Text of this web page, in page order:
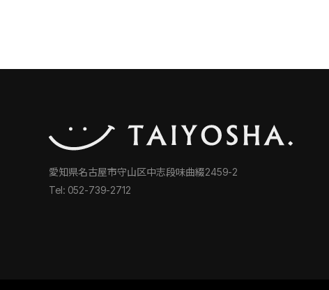
愛知県名古屋市守山区中志段味曲綴2459-2
Tel: 052-739-2712